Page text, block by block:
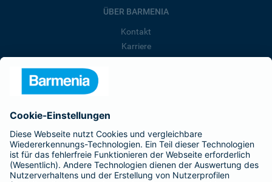
ÜBER BARMENIA
Kontakt
Karriere
Barmenia ist Teil der BarmeniaGothaer
BELIEBTE SEITEN
Kranken-Zusatzversicherung
Tierversicherungen